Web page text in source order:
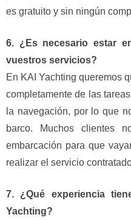
es gratuito y sin ningún
6. ¿Es necesario estar
vuestros servicios?
En KAI Yachting queremos
completamente de las
la navegación, por lo que
barco. Muchos clientes
embarcación para que
realizar el servicio
7. ¿Qué experiencia
Yachting?